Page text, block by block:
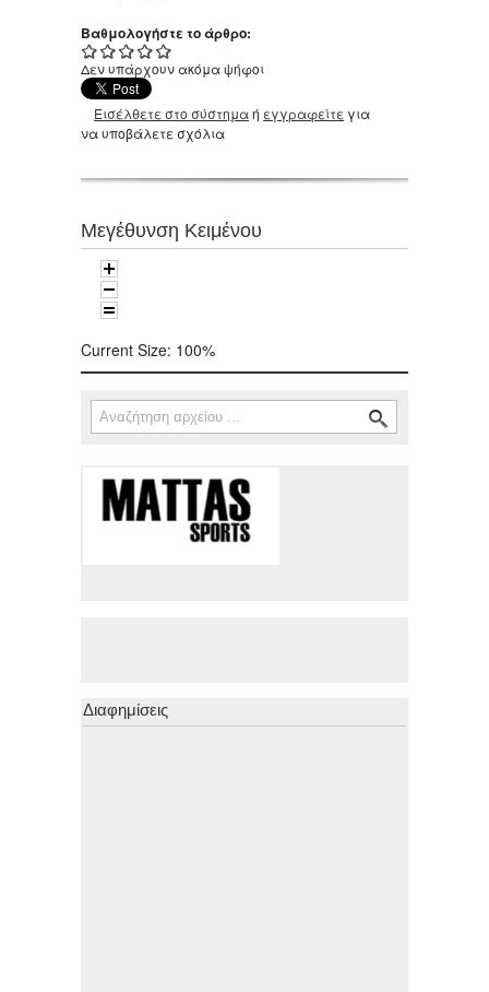
Βαθμολογήστε το άρθρο:
Δεν υπάρχουν ακόμα ψήφοι
Εισέλθετε στο σύστημαή εγγραφείτε για
να υποβάλετε σχόλια
Μεγέθυνση Κειμένου
Current Size: 100%
Φόρμα αναζήτησης
Αναζήτηση
Διαφημίσεις